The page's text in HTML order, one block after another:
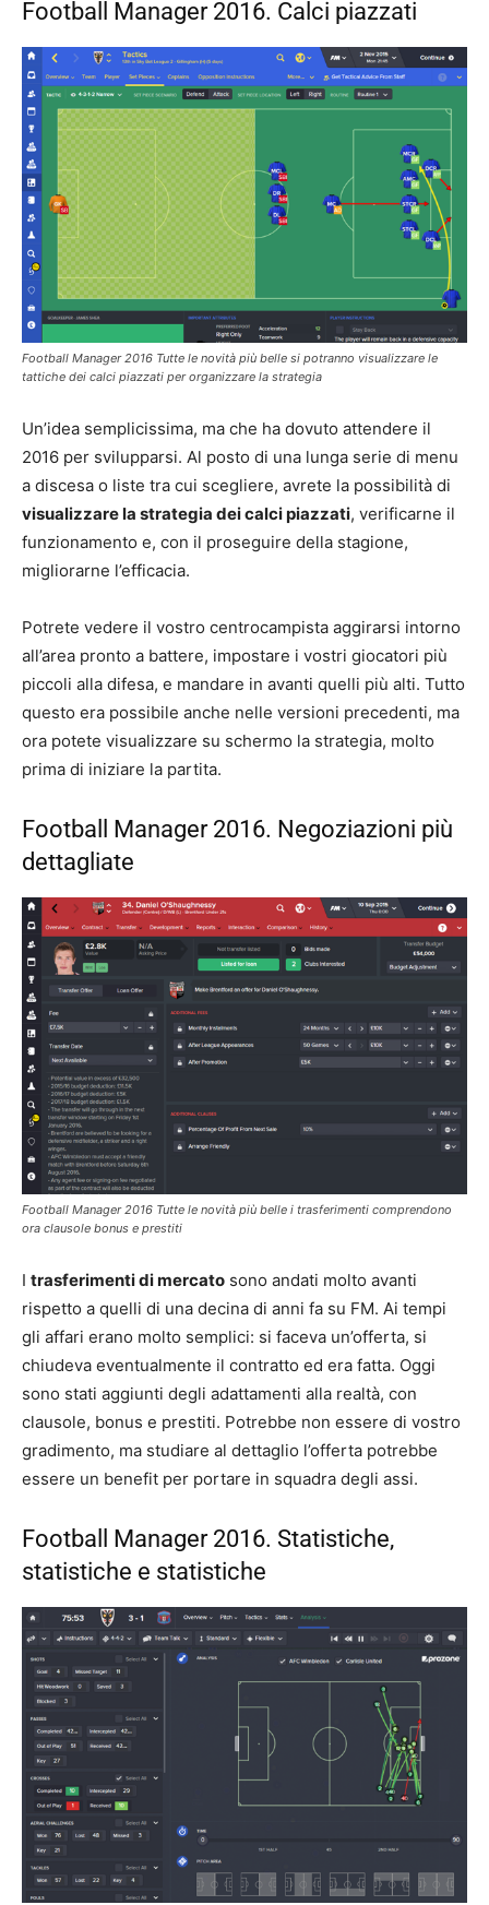
Football Manager 2016. Calci piazzati
Football Manager 2016 Tutte le novità più belle si potranno visualizzare le
tattiche dei calci piazzati per organizzare la strategia
Un’idea semplicissima, ma che ha dovuto attendere il
2016 per svilupparsi. Al posto di una lunga serie di menu
a discesa o liste tra cui scegliere, avrete la possibilità di
visualizzare la strategia dei calci piazzati, verificarne il
funzionamento e, con il proseguire della stagione,
migliorarne l’efficacia.
Potrete vedere il vostro centrocampista aggirarsi intorno
all’area pronto a battere, impostare i vostri giocatori più
piccoli alla difesa, e mandare in avanti quelli più alti. Tutto
questo era possibile anche nelle versioni precedenti, ma
ora potete visualizzare su schermo la strategia, molto
prima di iniziare la partita.
Football Manager 2016. Negoziazioni più
dettagliate
Football Manager 2016 Tutte le novità più belle i trasferimenti comprendono
ora clausole bonus e prestiti
I trasferimenti di mercato sono andati molto avanti
rispetto a quelli di una decina di anni fa su FM. Ai tempi
gli affari erano molto semplici: si faceva un’offerta, si
chiudeva eventualmente il contratto ed era fatta. Oggi
sono stati aggiunti degli adattamenti alla realtà, con
clausole, bonus e prestiti. Potrebbe non essere di vostro
gradimento, ma studiare al dettaglio l’offerta potrebbe
essere un benefit per portare in squadra degli assi.
Football Manager 2016. Statistiche,
statistiche e statistiche